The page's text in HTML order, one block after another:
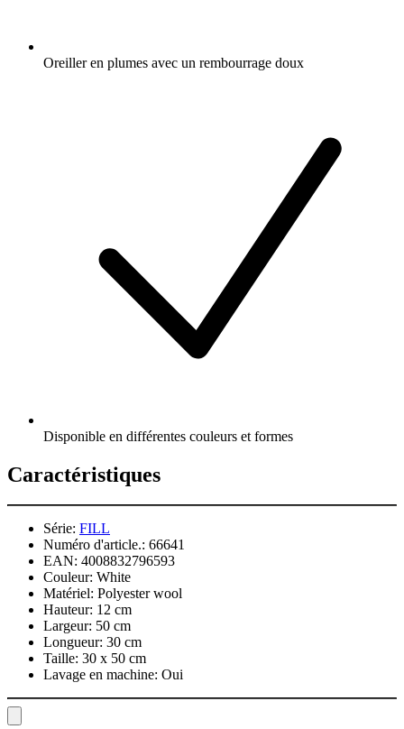
Oreiller en plumes avec un rembourrage doux
Disponible en différentes couleurs et formes
Caractéristiques
Série: FILL
Numéro d'article.: 66641
EAN: 4008832796593
Couleur: White
Matériel: Polyester wool
Hauteur: 12 cm
Largeur: 50 cm
Longueur: 30 cm
Taille: 30 x 50 cm
Lavage en machine: Oui